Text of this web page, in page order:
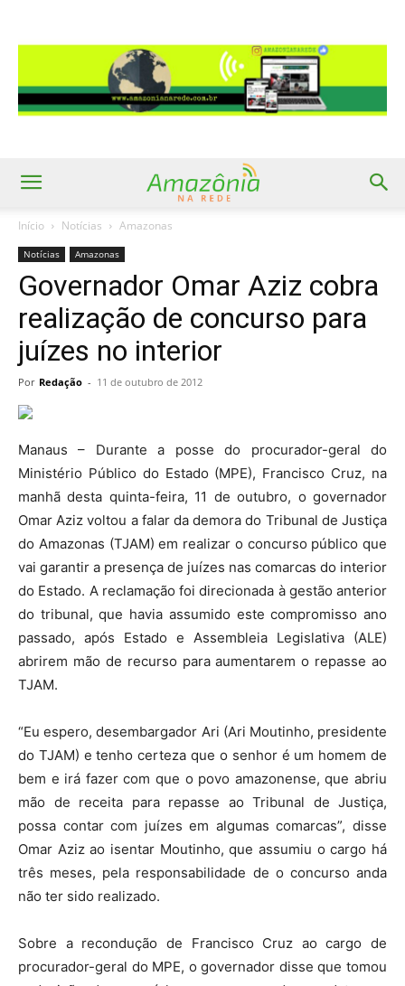
Início Notícias Amazonas
Notícias Amazonas
Governador Omar Aziz cobra
realização de concurso para
juízes no interior
Por Redação - 11 de outubro de 2012
Manaus – Durante a posse do procurador-geral do
Ministério Público do Estado (MPE), Francisco Cruz, na
manhã desta quinta-feira, 11 de outubro, o governador
Omar Aziz voltou a falar da demora do Tribunal de Justiça
do Amazonas (TJAM) em realizar o concurso público que
vai garantir a presença de juízes nas comarcas do interior
do Estado. A reclamação foi direcionada à gestão anterior
do tribunal, que havia assumido este compromisso ano
passado, após Estado e Assembleia Legislativa (ALE)
abrirem mão de recurso para aumentarem o repasse ao
TJAM.
“Eu espero, desembargador Ari (Ari Moutinho, presidente
do TJAM) e tenho certeza que o senhor é um homem de
bem e irá fazer com que o povo amazonense, que abriu
mão de receita para repasse ao Tribunal de Justiça,
possa contar com juízes em algumas comarcas”, disse
Omar Aziz ao isentar Moutinho, que assumiu o cargo há
três meses, pela responsabilidade de o concurso anda
não ter sido realizado.
Sobre a recondução de Francisco Cruz ao cargo de
procurador-geral do MPE, o governador disse que tomou